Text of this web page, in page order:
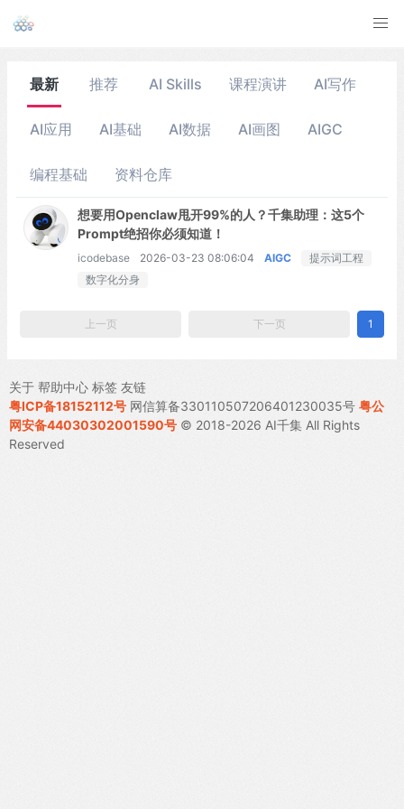
最新 推荐 AI Skills 课程演讲 AI写作
AI应用 AI基础 AI数据 AI画图 AIGC
编程基础 资料仓库
想要用Openclaw甩开99%的人？千集助理：这5个
Prompt绝招你必须知道！
icodebase 2026-03-23 08:06:04 AIGC
提示词工程
数字化分身
上一页 下一页 1
关于 帮助中心 标签 友链
粤ICP备18152112号 网信算备330110507206401230035号 粤公
网安备44030302001590号 © 2018-2026 AI千集 All Rights
Reserved